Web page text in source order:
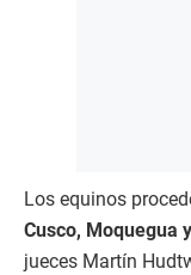
Los equinos
Cusco, Moquegua
jueces Martín